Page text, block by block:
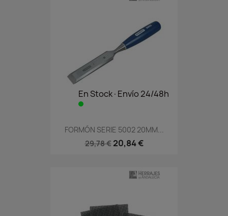
En Stock·Envío 24/48h
FORMÓN SERIE 5002 20MM...
29,78 € 20,84 €